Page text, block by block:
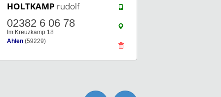
HOLTKAMP rudolf
02382 6 06 78
Im Kreuzkamp 18
Ahlen (59229)